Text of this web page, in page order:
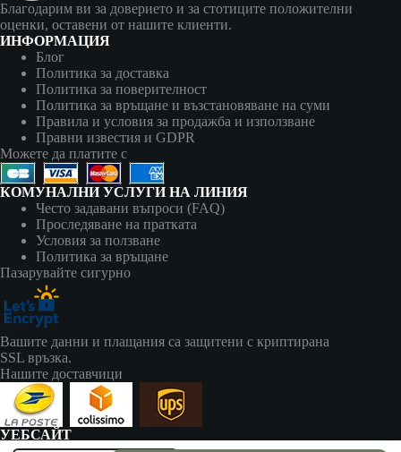
Благодарим ви за доверието и за стотиците положителни
оценки, оставени от нашите клиенти.
ИНФОРМАЦИЯ
Блог
Политика за доставка
Политика за поверителност
Политика за връщане и възстановяване на суми
Правила и условия за продажба и използване
Правни известия и GDPR
Можете да платите с
КОМУНАЛНИ УСЛУГИ НА ЛИНИЯ
Често задавани въпроси (FAQ)
Проследяване на пратката
Условия за ползване
Политика за връщане
Пазарувайте сигурно
Вашите данни и плащания са защитени с криптирана
SSL връзка.
Нашите доставчици
УЕБСАЙТ